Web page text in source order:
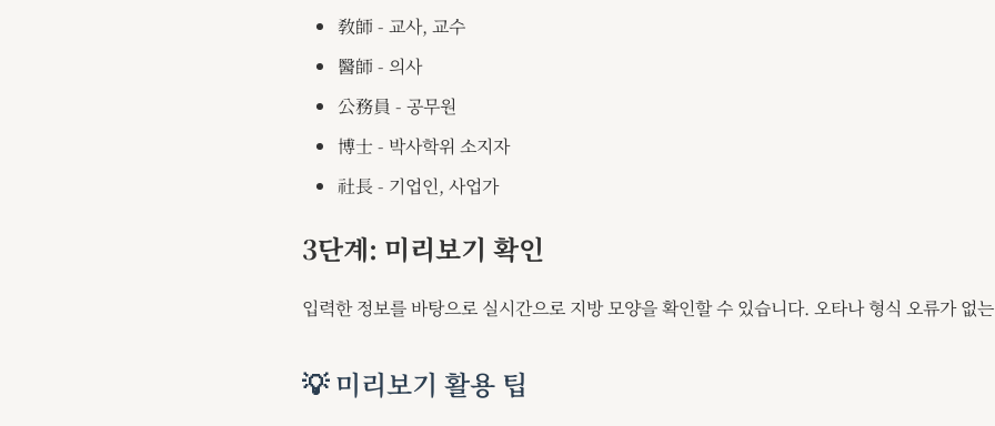
敎師 - 교사, 교수
醫師 - 의사
公務員 - 공무원
博士 - 박사학위 소지자
社長 - 기업인, 사업가
3단계: 미리보기 확인
입력한 정보를 바탕으로 실시간으로 지방 모양을 확인할 수 있습니다. 오타나 형식 오류가 없
💡 미리보기 활용 팁